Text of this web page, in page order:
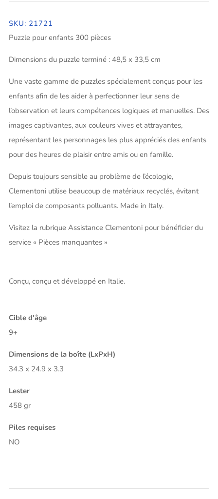
SKU: 21721
Puzzle pour enfants 300 pièces
Dimensions du puzzle terminé : 48,5 x 33,5 cm
Une vaste gamme de puzzles spécialement conçus pour les
enfants afin de les aider à perfectionner leur sens de
l’observation et leurs compétences logiques et manuelles. Des
images captivantes, aux couleurs vives et attrayantes,
représentant les personnages les plus appréciés des enfants
pour des heures de plaisir entre amis ou en famille.
Depuis toujours sensible au problème de l’écologie,
Clementoni utilise beaucoup de matériaux recyclés, évitant
l’emploi de composants polluants. Made in Italy.
Visitez la rubrique Assistance Clementoni pour bénéficier du
service « Pièces manquantes »
Conçu, conçu et développé en Italie.
Cible d'âge
9+
Dimensions de la boîte (LxPxH)
34.3 x 24.9 x 3.3
Lester
458 gr
Piles requises
NO